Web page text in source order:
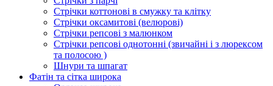
Стрічки коттонові в смужку та клітку
Стрічки оксамитові (велюрові)
Стрічки репсові з малюнком
Стрічки репсові однотонні (звичайні і з люрексом
та полосою )
Шнури та шпагат
Фатін та сітка широка